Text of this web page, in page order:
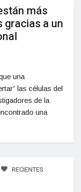
más
gracias a un
una
las células del
de la
una
RECIENTES